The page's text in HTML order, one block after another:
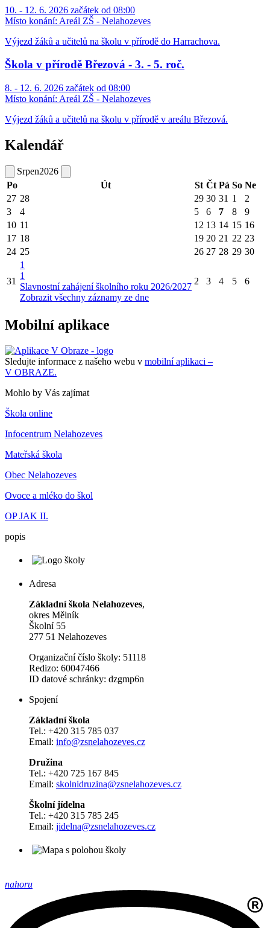
10. - 12. 6. 2026 začátek od 08:00
Místo konání: Areál ZŠ - Nelahozeves
Výjezd žáků a učitelů na školu v přírodě do Harrachova.
Škola v přírodě Březová - 3. - 5. roč.
8. - 12. 6. 2026 začátek od 08:00
Místo konání: Areál ZŠ - Nelahozeves
Výjezd žáků a učitelů na školu v přírodě v areálu Březová.
Kalendář
Srpen2026
Po
Út St Čt Pá So Ne
27 28 29 30 31 1
2
3
4 5 6 7 8
9
10 11 12 13 14 15 16
17 18 19 20 21 22 23
24 25 26 27 28 29 30
31
1
1
Slavnostní zahájení školního roku 2026/2027
Zobrazit všechny záznamy ze dne
2 3 4 5 6
Mobilní aplikace
Sledujte informace z našeho webu v mobilní aplikaci –
V OBRAZE.
Mohlo by Vás zajímat
Škola online
Infocentrum Nelahozeves
Mateřská škola
Obec Nelahozeves
Ovoce a mléko do škol
OP JAK II.
popis
Adresa
Základní škola Nelahozeves,
okres Mělník
Školní 55
277 51 Nelahozeves
Organizační číslo školy: 51118
Redizo: 60047466
ID datové schránky: dzgmp6n
Spojení
Základní škola
Tel.: +420 315 785 037
Email: info@zsnelahozeves.cz
Družina
Tel.: +420 725 167 845
Email: skolnidruzina@zsnelahozeves.cz
Školní jídelna
Tel.: +420 315 785 245
Email: jidelna@zsnelahozeves.cz
nahoru